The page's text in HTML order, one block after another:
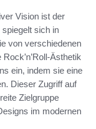
Vision ist der
sich in
von verschiedenen
Ästhetik
ein, indem sie eine
Dieser Zugriff auf
Zielgruppe
im modernen